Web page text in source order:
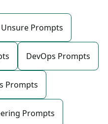
Unsure Prompts
DevOps Prompts
Prompts
Prompts